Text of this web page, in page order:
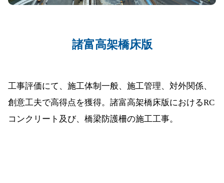
諸富高架橋床版
工事評価にて、施工体制一般、施工管理、対外関係、
創意工夫で高得点を獲得。諸富高架橋床版におけるRC
コンクリート及び、橋梁防護柵の施工工事。